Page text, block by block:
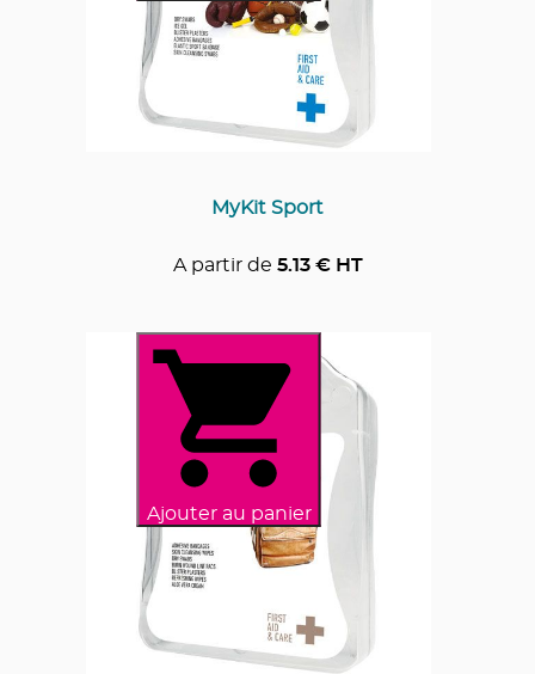
MyKit Sport
A partir de 5.13€ HT
Ajouter au panier